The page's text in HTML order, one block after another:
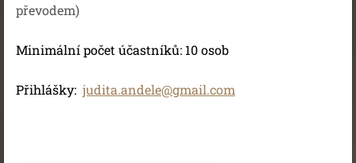
převodem)
Minimální počet účastníků: 10 osob
Přihlášky: judita.andele@gmail.com